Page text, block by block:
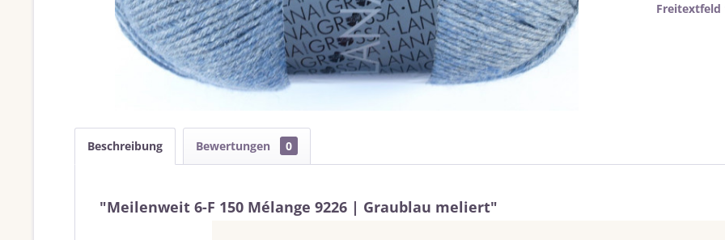
Freitextfeld
Beschreibung Bewertungen 0
"Meilenweit 6-F 150 Mélange 9226 | Graublau meliert"